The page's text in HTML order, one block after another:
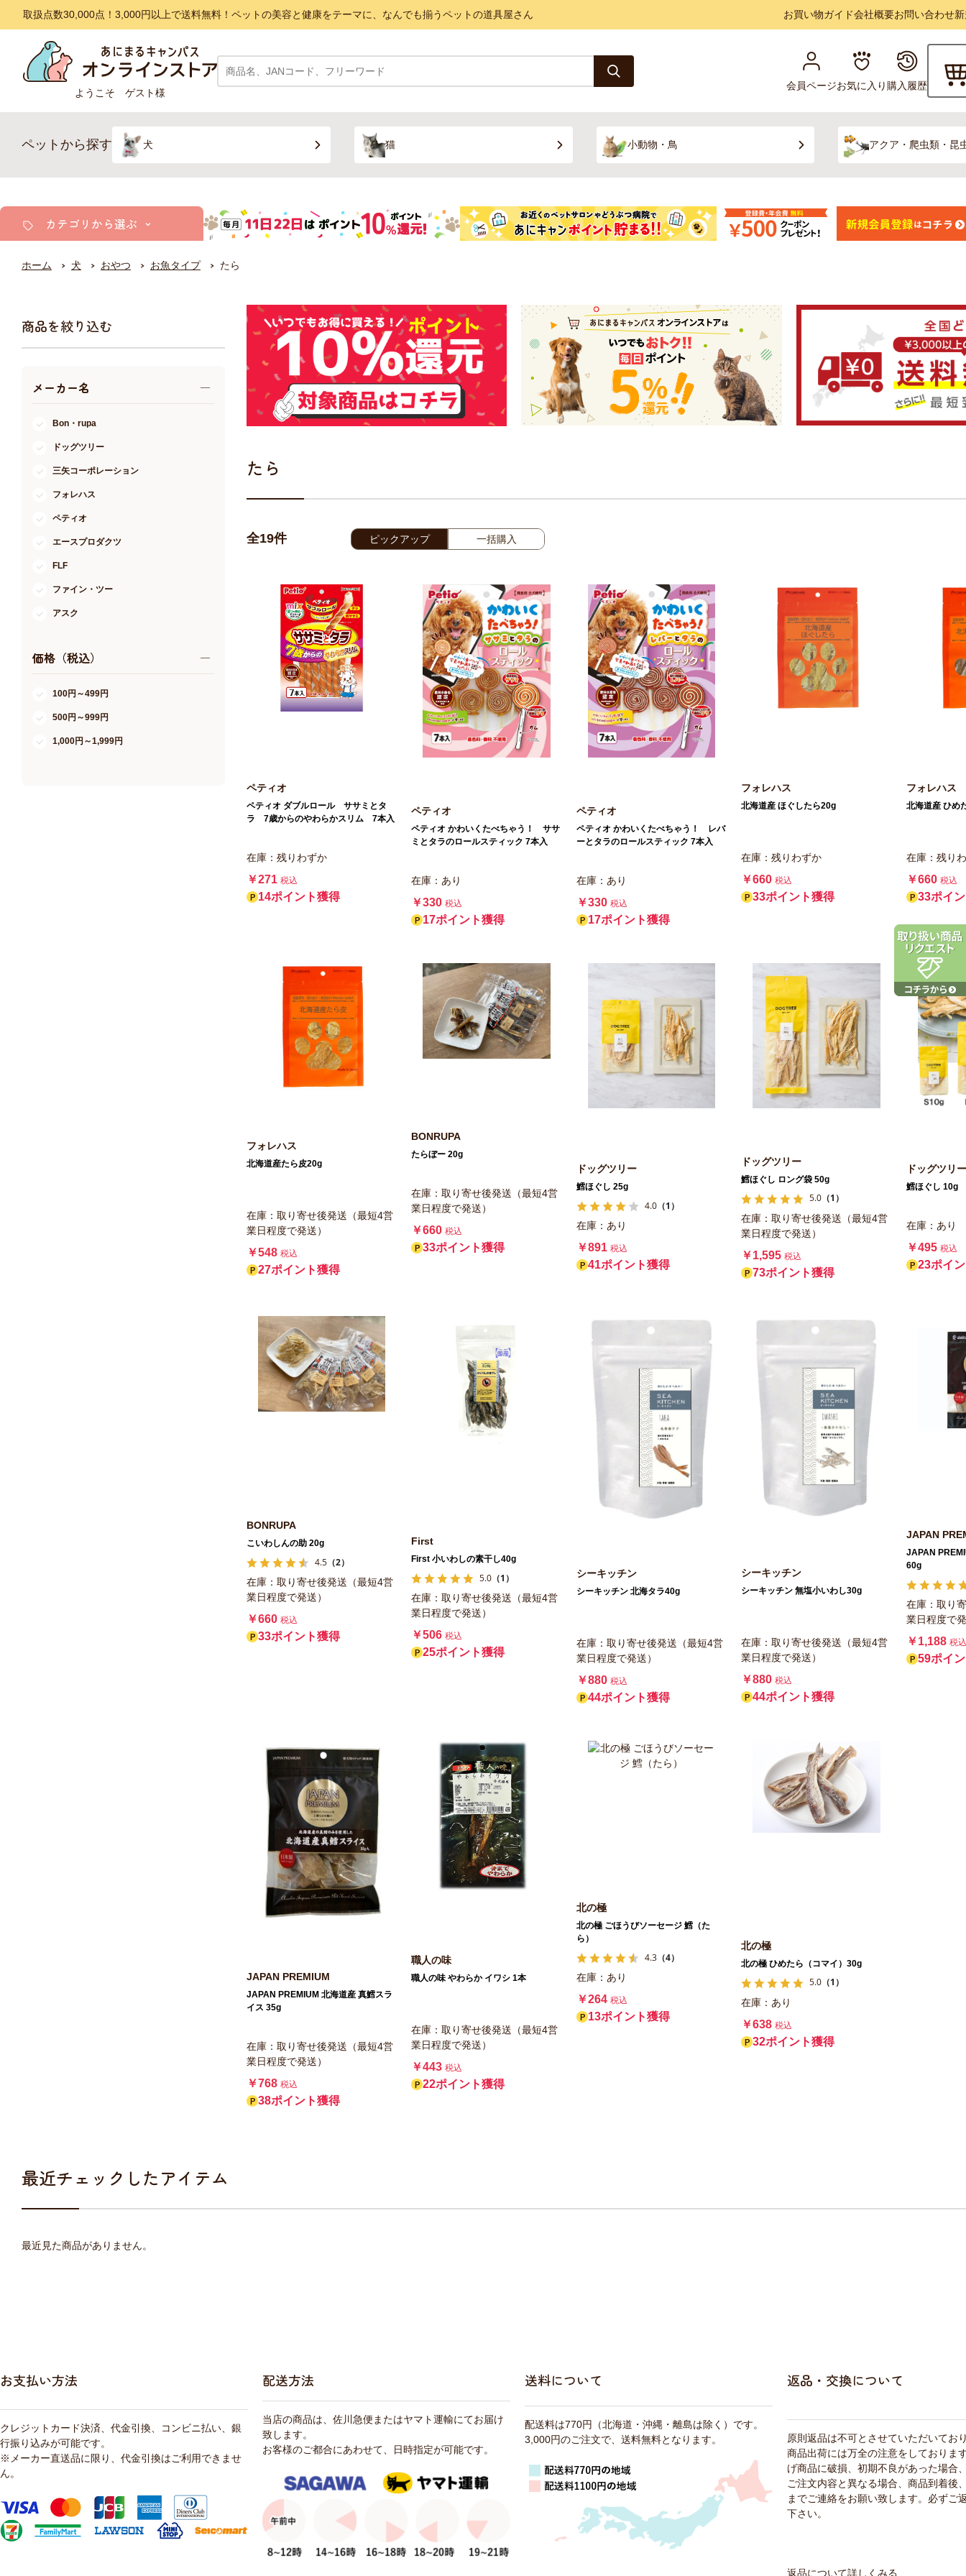
取扱点数30,000点！3,000円以上で送料無料！ペットの美容と健康をテーマに、なんでも揃うペットの道具屋さん お買い物ガイド会社概要お問い合わせ
ようこそ ゲスト様
会員ページお気に入り購入履歴
ペットから探す 犬 猫 小動物・鳥 アクア・爬虫類・昆
カテゴリから選ぶ
犬
アクア・爬虫類・昆虫
キャットフード
リビング雑貨
トリマーグッズ
シニアサポート
ホーム 犬 おやつ お魚タイプ たら
商品を絞り込む
メーカー名
Bon・rupa
ドッグツリー
三矢コーポレーション
フォレハス
ペティオ
エースプロダクツ
FLF
ファイン・ツー
アスク
価格（税込）
100円～499円
500円～999円
1,000円～1,999円
たら
全19件 ピックアップ 一括購入
ペティオ
ペティオ ダブルロール ササミとタ
ラ 7歳からのやわらかスリム 7本入
在庫：残りわずか
￥271 税込
14ポイント獲得
ペティオ
ペティオ かわいくたべちゃう！ ササ
ミとタラのロールスティック 7本入
在庫：あり
￥330 税込
17ポイント獲得
ペティオ
ペティオ かわいくたべちゃう！ レバ
ーとタラのロールスティック 7本入
在庫：あり
￥330 税込
17ポイント獲得
フォレハス
北海道産 ほぐしたら20g
在庫：残りわずか
￥660 税込
33ポイント獲得
フォレハス
北海道産 ひめ
在庫：残り
￥660 税込
33ポイ
フォレハス
北海道産たら皮20g
在庫：取り寄せ後発送（最短4営
業日程度で発送）
￥548 税込
27ポイント獲得
BONRUPA
たらぼー 20g
在庫：取り寄せ後発送（最短4営
業日程度で発送）
￥660 税込
33ポイント獲得
ドッグツリー
鱈ほぐし 25g
4.0（1）
在庫：あり
￥891 税込
41ポイント獲得
ドッグツリー
鱈ほぐし ロング袋 50g
5.0 （1）
在庫：取り寄せ後発送（最短4営
業日程度で発送）
￥1,595 税込
73ポイント獲得
ドッグツリー
鱈ほぐし 10g
在庫：あり
￥495 税込
23ポイ
BONRUPA
こいわしんの助 20g
4.5 （2）
在庫：取り寄せ後発送（最短4営
業日程度で発送）
￥660 税込
33ポイント獲得
First
First 小いわしの素干し40g
5.0 （1）
在庫：取り寄せ後発送（最短4営
業日程度で発送）
￥506 税込
25ポイント獲得
シーキッチン
シーキッチン 北海タラ40g
在庫：取り寄せ後発送（最短4営
業日程度で発送）
￥880 税込
44ポイント獲得
シーキッチン
シーキッチン 無塩小いわし30g
在庫：取り寄せ後発送（最短4営
業日程度で発送）
￥880 税込
44ポイント獲得
JAPAN
JAPAN
60g
在庫：取り
業日程度で
￥1,188 税込
59ポイ
JAPAN PREMIUM
JAPAN PREMIUM 北海道産 真鱈スラ
イス 35g
在庫：取り寄せ後発送（最短4営
業日程度で発送）
￥768 税込
38ポイント獲得
職人の味
職人の味 やわらか イワシ 1本
在庫：取り寄せ後発送（最短4営
業日程度で発送）
￥443 税込
22ポイント獲得
北の極
北の極 ごほうびソーセージ 鱈（た
ら）
4.3（4）
在庫：あり
￥264 税込
13ポイント獲得
北の極
北の極 ひめたら（コマイ）30g
5.0 （1）
在庫：あり
￥638 税込
32ポイント獲得
最近チェックしたアイテム
最近見た商品がありません。
お支払い方法
クレジットカード決済、代金引換、コンビニ払い、銀
行振り込みが可能です。
※メーカー直送品に限り、代金引換はご利用できませ
ん。
配送方法
当店の商品は、佐川急便またはヤマト運輸にてお届け
致します。
お客様のご都合にあわせて、日時指定が可能です。
送料について
配送料は770円（北海道・沖縄・離島は除く）です。
3,000円のご注文で、送料無料となります。
返品・交換について
原則返品は不可とさせていただいてお
商品出荷には万全の注意をしておりま
げ商品に破損、初期不良があった場合
ご注文内容と異なる場合、商品到着後
までご連絡をお願い致します。必ずご
下さい。
返品について詳しくみる